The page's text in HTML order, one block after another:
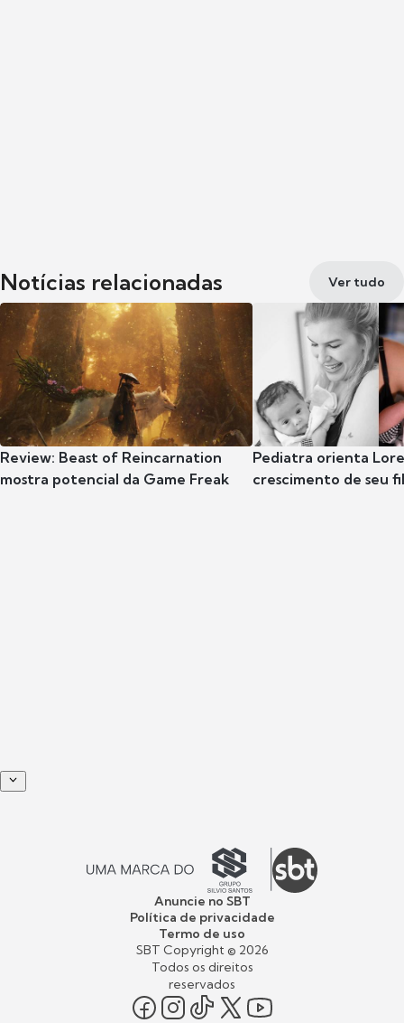
Notícias relacionadas Ver tudo
Review: Beast of Reincarnation
mostra potencial da Game Freak
Pediatra orienta
crescimento de seu
Anuncie no SBT
Política de privacidade
Termo de uso
SBT Copyright © 2026
Todos os direitos
reservados